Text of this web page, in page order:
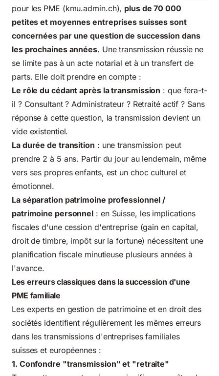
pour les PME (kmu.admin.ch), plus de 70 000
petites et moyennes entreprises suisses sont
concernées par une question de succession dans
les prochaines années. Une transmission réussie ne
se limite pas à un acte notarial et à un transfert de
parts. Elle doit prendre en compte :
Le rôle du cédant après la transmission : que fera-t-
il ? Consultant ? Administrateur ? Retraité actif ? Sans
réponse à cette question, la transmission devient un
vide existentiel.
La durée de transition : une transmission peut
prendre 2 à 5 ans. Partir du jour au lendemain, même
vers ses propres enfants, est un choc culturel et
émotionnel.
La séparation patrimoine professionnel /
patrimoine personnel : en Suisse, les implications
fiscales d'une cession d'entreprise (gain en capital,
droit de timbre, impôt sur la fortune) nécessitent une
planification fiscale minutieuse plusieurs années à
l'avance.
Les erreurs classiques dans la succession d'une
PME familiale
Les experts en gestion de patrimoine et en droit des
sociétés identifient régulièrement les mêmes erreurs
dans les transmissions d'entreprises familiales
suisses et européennes :
1. Confondre "transmission" et "retraite"